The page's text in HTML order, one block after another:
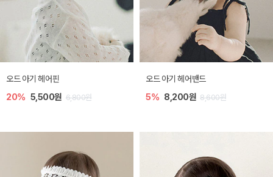
오드 아기 헤어핀
20% 5,500원 6,800원
오드 아기 헤어밴드
5% 8,200원 8,600원